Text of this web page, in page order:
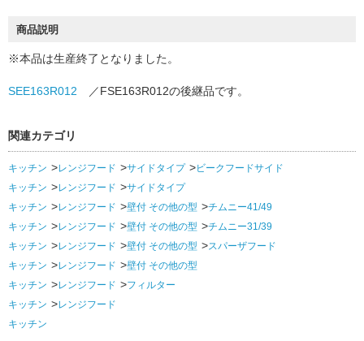
商品説明
※本品は生産終了となりました。
SEE163R012 ／FSE163R012の後継品です。
関連カテゴリ
キッチン レンジフード サイドタイプ
ビークフードサイド
キッチン
レンジフード
サイドタイプ
キッチン
レンジフード 壁付 その他の型
チムニー41/49
キッチン
レンジフード 壁付 その他の型
チムニー31/39
キッチン
レンジフード 壁付 その他の型
スパーザフード
キッチン
レンジフード
壁付 その他の型
キッチン
レンジフード
フィルター
キッチン
レンジフード
キッチン